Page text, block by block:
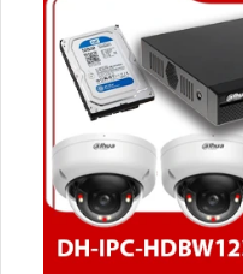
Dahua bảo vệ an ninh